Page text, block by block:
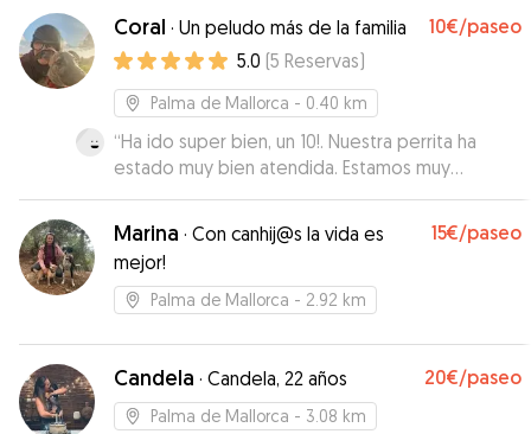
Coral · Un peludo más de la familia 10€/paseo
5.0 (5 Reservas)
Palma de Mallorca - 0.40 km
“Ha ido super bien, un 10!. Nuestra perrita ha
estado muy bien atendida. Estamos muy
contentos y repetiremos jeje”
Marina · Con canhij@s la vida es
mejor!
15€/paseo
Palma de Mallorca - 2.92 km
Candela · Candela, 22 años 20€/paseo
Palma de Mallorca - 3.08 km